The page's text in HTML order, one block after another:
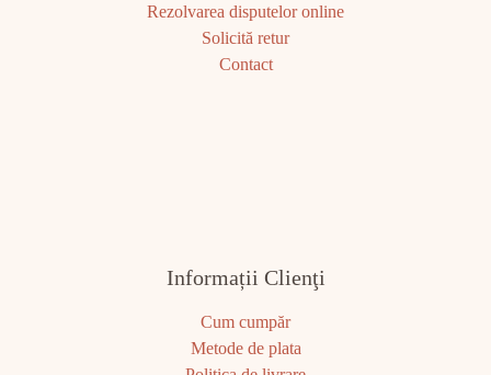
Rezolvarea disputelor online
Solicită retur
Contact
Informații Clienţi
Cum cumpăr
Metode de plata